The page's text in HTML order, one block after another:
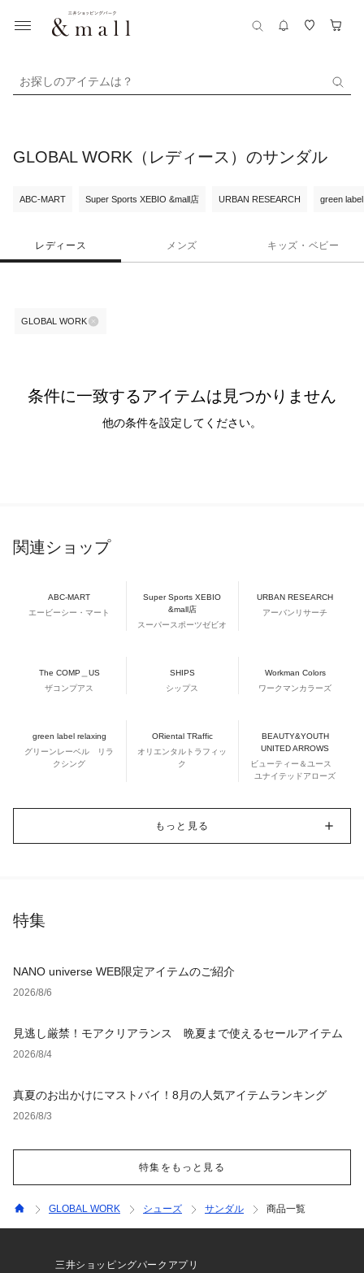
お探しのアイテムは？
GLOBAL WORK（レディース）のサンダル
ABC-MART Super Sports XEBIO &mall店 URBAN RESEARCH green
レディース メンズ キッズ・ベビー
GLOBAL WORK
条件に一致するアイテムは見つかりません
他の条件を設定してください。
関連ショップ
ABC-MART
エービーシー・マート
Super Sports XEBIO
&mall店
スーパースポーツゼビオ
URBAN RESEARCH
アーバンリサーチ
The COMP＿US
ザコンプアス
SHIPS
シップス
Workman Colors
ワークマンカラーズ
green label relaxing
グリーンレーベル リラ
クシング
ORiental TRaffic
オリエンタルトラフィッ
ク
BEAUTY&YOUTH
UNITED ARROWS
ビューティー＆ユース
ユナイテッドアローズ
もっと見る
特集
NANO universe WEB限定アイテムのご紹介
2026/8/6
見逃し厳禁！モアクリアランス 晩夏まで使えるセールアイテム
2026/8/4
真夏のお出かけにマストバイ！8月の人気アイテムランキング
2026/8/3
特集をもっと見る
GLOBAL WORK シューズ サンダル 商品一覧
三井ショッピングパークアプリ